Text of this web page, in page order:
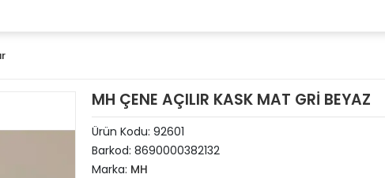
MH ÇENE AÇILIR KASK MAT GRİ BEYAZ
Ürün Kodu: 92601
Barkod: 8690000382132
Marka: MH